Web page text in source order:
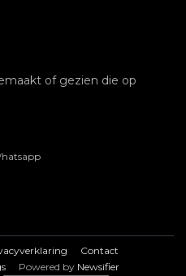
of gezien die op
Contact
Powered by Newsifier